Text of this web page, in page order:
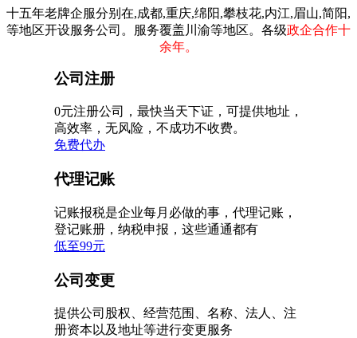
十五年老牌企服分别在,成都,重庆,绵阳,攀枝花,内江,眉山,简阳,
等地区开设服务公司。服务覆盖川渝等地区。各级政企合作十
余年。
公司注册
0元注册公司，最快当天下证，可提供地址，
高效率，无风险，不成功不收费。
免费代办
代理记账
记账报税是企业每月必做的事，代理记账，
登记账册，纳税申报，这些通通都有
低至99元
公司变更
提供公司股权、经营范围、名称、法人、注
册资本以及地址等进行变更服务